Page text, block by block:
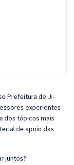
Prefeitura de Ji-
experientes
dos tópicos mais
de apoio das
juntos?